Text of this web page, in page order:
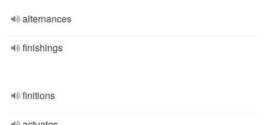
alternances
finishings
finitions